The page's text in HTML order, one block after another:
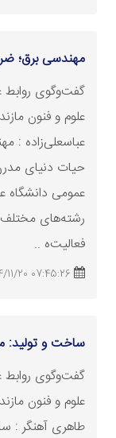
مهندسی برق؛
گفت‌وگوی روابط
علوم و فنون
عباسعلی‌زاده :
حیات دنیای
عمومی دانشگاه
رشته‌های مختلف
فعالیت‌ه ..
07:45:26 1404/11/20
ساخت و تولید:
گفت‌وگوی روابط
علوم و فنون
طاهری آهنگر :